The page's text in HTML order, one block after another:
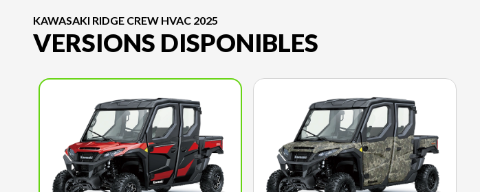
KAWASAKI RIDGE CREW HVAC 2025
VERSIONS DISPONIBLES